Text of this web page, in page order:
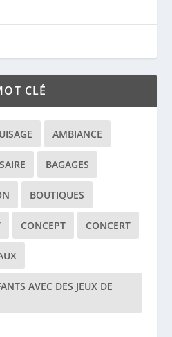
CLÉ
AMBIANCE
BAGAGES
BOUTIQUES
CONCEPT CONCERT
AVEC DES JEUX DE